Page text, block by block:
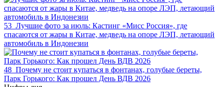
53 Лучшие фото за июль: Кастинг «Мисс Россия», где
спасаются от жары в Китае, медведь на опоре ЛЭП, летающий
автомобиль в Индонезии
48 Почему не стоит купаться в фонтанах, голубые береты,
Парк Горького: Как прошел День ВДВ 2026